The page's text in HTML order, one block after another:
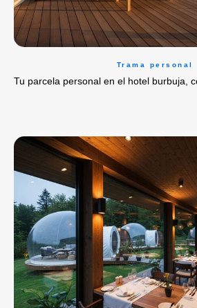
Trama personal
Tu parcela personal en el hotel burbuja,